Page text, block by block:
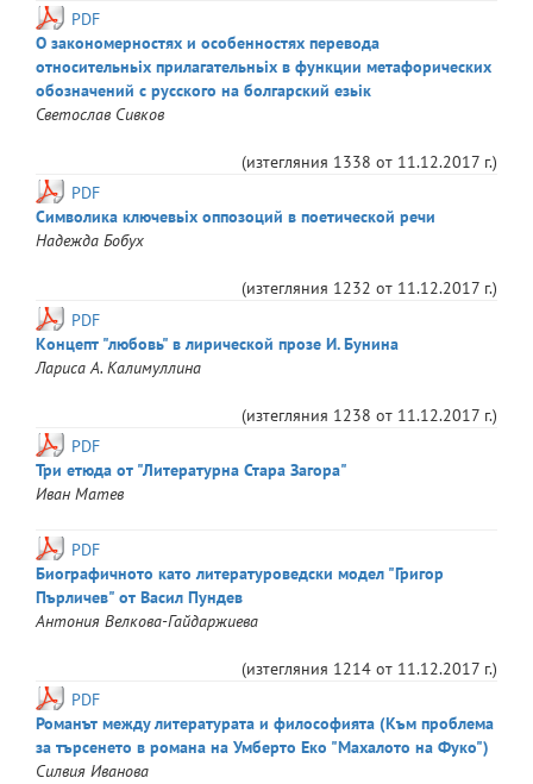
PDF
О закономерностях и особенностях перевода
относительньiх прилагательньiх в функции метафорических
обозначений с русского на болгарский езьiк
Светослав Сивков
(изтегляния 1338 от 11.12.2017 г.)
PDF
Символика ключевьiх оппозоций в поетической речи
Надежда Бобух
(изтегляния 1232 от 11.12.2017 г.)
PDF
Концепт "любовь" в лирической прозе И. Бунина
Лариса А. Калимуллина
(изтегляния 1238 от 11.12.2017 г.)
PDF
Три етюда от "Литературна Стара Загора"
Иван Матев
PDF
Биографичното като литературоведски модел "Григор
Пърличев" от Васил Пундев
Антония Велкова-Гайдаржиева
(изтегляния 1214 от 11.12.2017 г.)
PDF
Романът между литературата и философията (Към проблема
за търсенето в романа на Умберто Еко "Махалото на Фуко")
Силвия Иванова